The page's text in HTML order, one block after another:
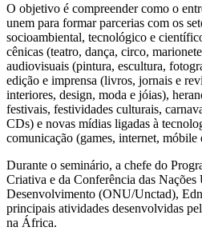
O objetivo é compreender como o
unem para formar parcerias com os
socioambiental, tecnológico e
cênicas (teatro, dança, circo,
audiovisuais (pintura, escultura,
edição e imprensa (livros, jornais e
interiores, design, moda e jóias),
festivais, festividades culturais,
CDs) e novas mídias ligadas à
comunicação (games, internet, móbile
Durante o seminário, a chefe do
Criativa e da Conferência das
Desenvolvimento (ONU/Unctad),
principais atividades desenvolvidas
na África.